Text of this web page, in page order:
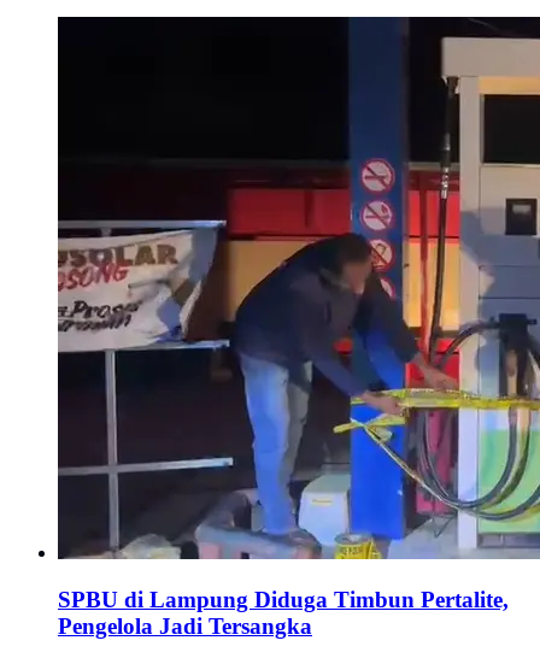
SPBU di Lampung Diduga Timbun Pertalite,
Pengelola Jadi Tersangka